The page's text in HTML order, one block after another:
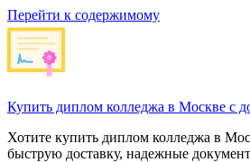
Перейти к содержимому
Купить диплом колледжа в Москве с
Хотите купить диплом колледжа в
быструю доставку, надежные